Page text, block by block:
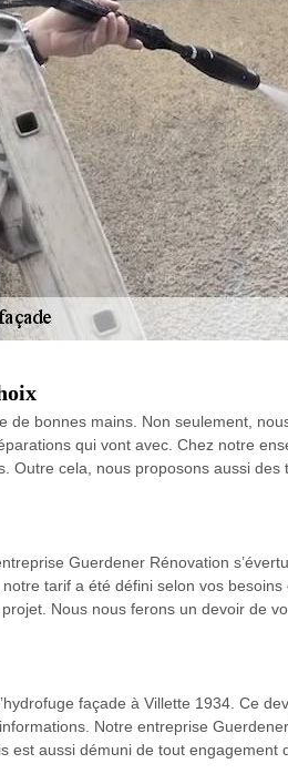
bonnes mains. Non seulement,
qui vont avec. Chez notre
Outre cela, nous proposons aussi des
Guerdener Rénovation
tarif a été défini selon vos besoins
Nous nous ferons un devoir de
façade à Villette 1934. Ce
Notre entreprise
est aussi démuni de tout engagement